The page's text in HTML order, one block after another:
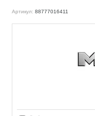
Артикул: 88777016411